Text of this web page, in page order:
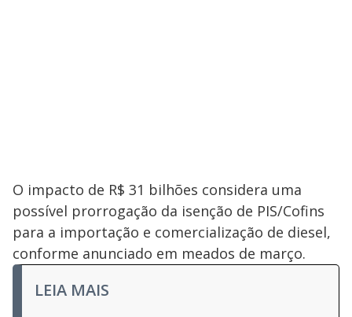
O impacto de R$ 31 bilhões considera uma
possível prorrogação da isenção de PIS/Cofins
para a importação e comercialização de diesel,
conforme anunciado em meados de março.
LEIA MAIS